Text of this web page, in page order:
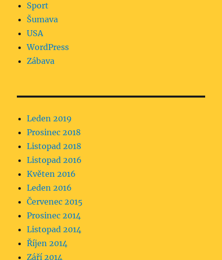
Sport
Šumava
USA
WordPress
Zábava
Leden 2019
Prosinec 2018
Listopad 2018
Listopad 2016
Květen 2016
Leden 2016
Červenec 2015
Prosinec 2014
Listopad 2014
Říjen 2014
Září 2014